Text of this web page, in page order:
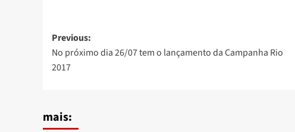
Post
navigation
Previous:
No próximo dia 26/07 tem o lançamento da Campanha Rio
2017
mais: